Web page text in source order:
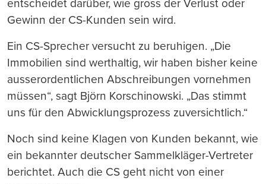
entscheidet darüber, wie gross der Verlust oder
Gewinn der CS-Kunden sein wird.
Ein CS-Sprecher versucht zu beruhigen. „Die
Immobilien sind werthaltig, wir haben bisher keine
ausserordentlichen Abschreibungen vornehmen
müssen“, sagt Björn Korschinowski. „Das stimmt
uns für den Abwicklungsprozess zuversichtlich.“
Noch sind keine Klagen von Kunden bekannt, wie
ein bekannter deutscher Sammelkläger-Vertreter
berichtet. Auch die CS geht nicht von einer